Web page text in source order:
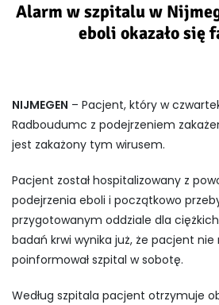
Alarm w szpitalu w
eboli okazało się
NIJMEGEN – Pacjent, który w
Radboudumc z podejrzeniem
jest zakażony tym wirusem.
Pacjent został hospitalizowany z
podejrzenia eboli i początkowo
przygotowanym oddziale dla
badań krwi wynika już, że pacjent
poinformował szpital w sobotę.
Według szpitala pacjent otrzymuje